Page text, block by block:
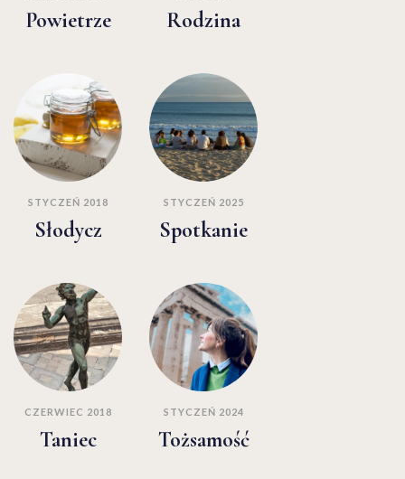
Powietrze Rodzina
STYCZEŃ 2018
Słodycz
STYCZEŃ 2025
Spotkanie
CZERWIEC 2018
Taniec
STYCZEŃ 2024
Tożsamość